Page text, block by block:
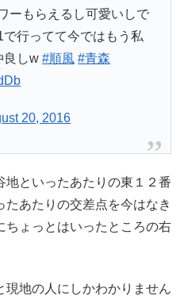
ーもらえるし可愛いしで
行ってて今ではもう私
良しw#順風 #青森
20, 2016
といったあたりの東１２番
あたりの交差点を今はなき
ちょっとはいったところの右
現地の人にしかわかりません